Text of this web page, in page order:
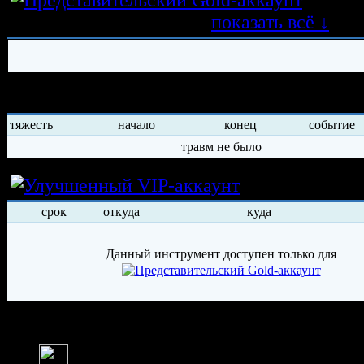
показать всё ↓
тяжесть начало конец
событие
травм не было
Условия
срок откуда куда
Данный инструмент доступен только для